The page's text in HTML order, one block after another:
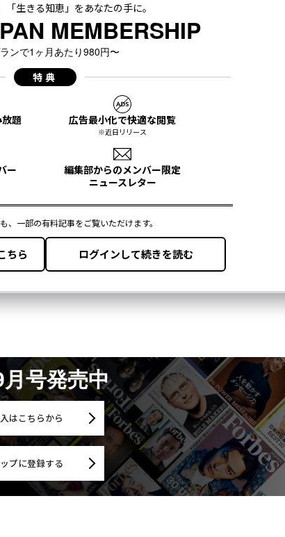
号発売中
はこちらから
プに登録する